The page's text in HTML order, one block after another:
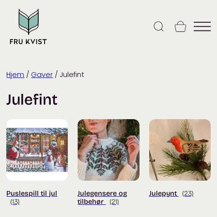
content
Hjem / Gaver / Julefint
Julefint
Puslespill til jul
(13)
Julegensere og
tilbehør
(21)
Julepynt (23)